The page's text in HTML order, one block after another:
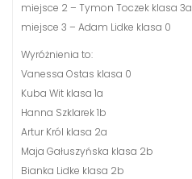
miejsce 2 – Tymon Toczek klasa 3a
miejsce 3 – Adam Lidke klasa 0
Wyróżnienia to:
Vanessa Ostas klasa 0
Kuba Wit klasa 1a
Hanna Szklarek 1b
Artur Król klasa 2a
Maja Gałuszyńska klasa 2b
Bianka Lidke klasa 2b